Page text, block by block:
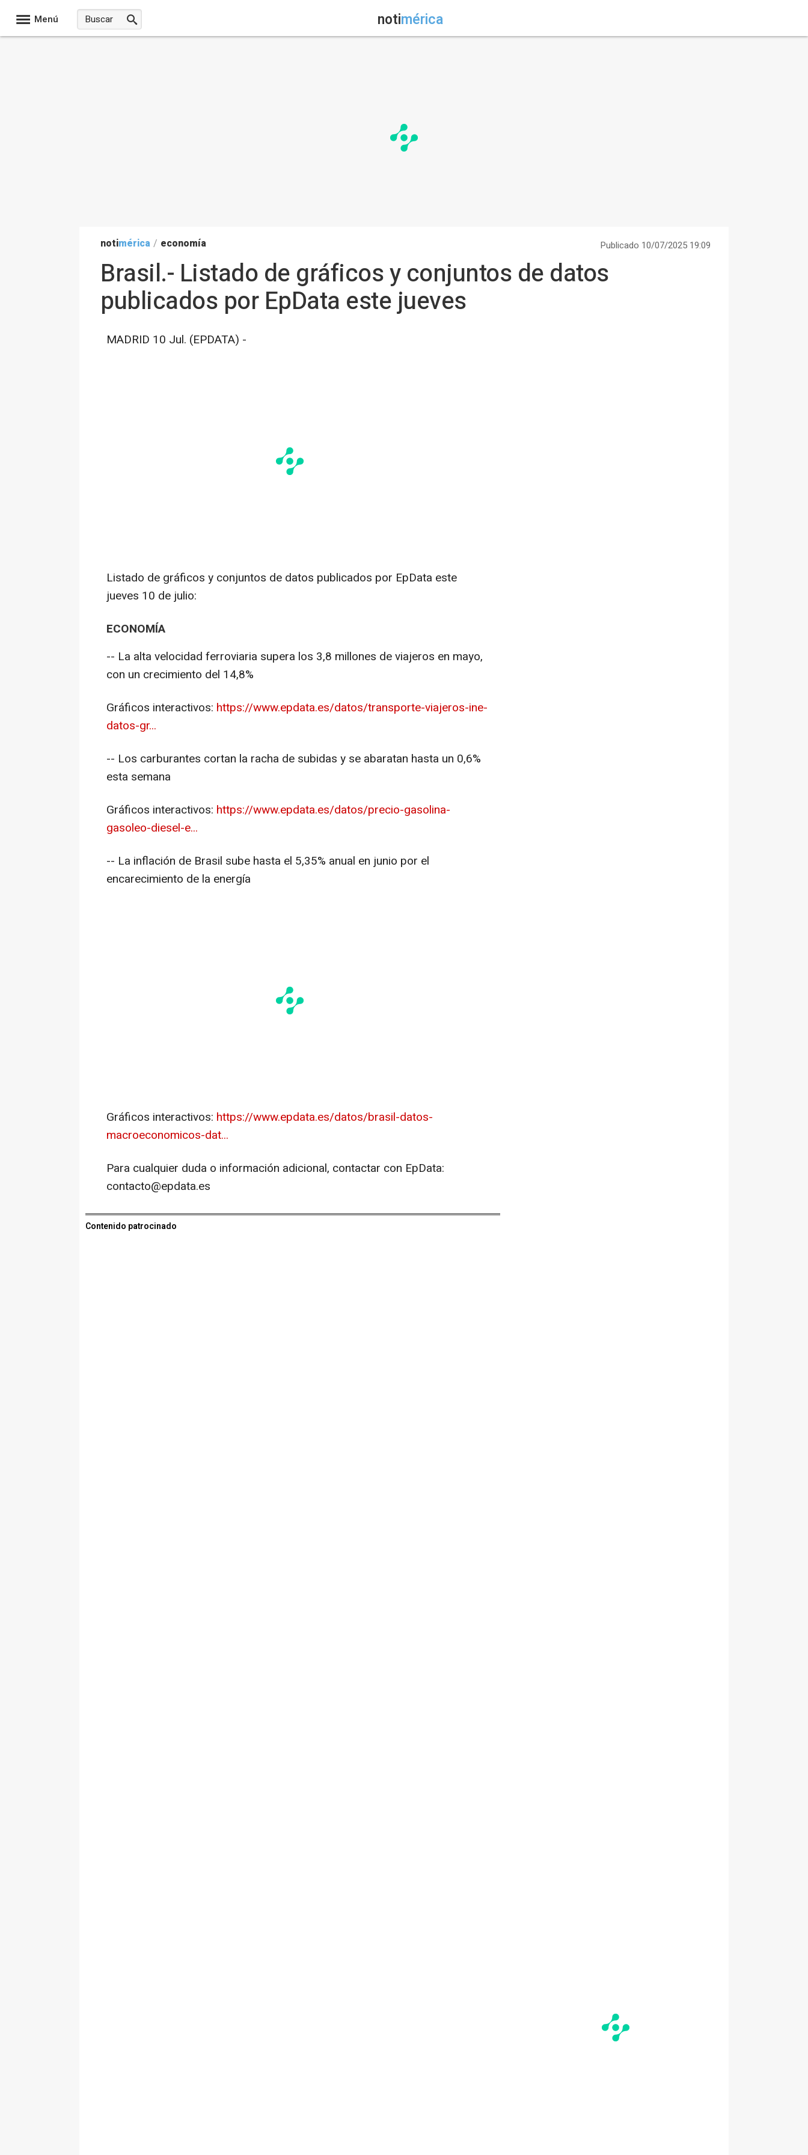
Menú notimérica
notimérica / economía Publicado 10/07/2025 19:09
Brasil.- Listado de gráficos y conjuntos de datos
publicados por EpData este jueves
MADRID 10 Jul. (EPDATA) -
Listado de gráficos y conjuntos de datos publicados por EpData este
jueves 10 de julio:
ECONOMÍA
-- La alta velocidad ferroviaria supera los 3,8 millones de viajeros en mayo,
con un crecimiento del 14,8%
Gráficos interactivos: https://www.epdata.es/datos/transporte-viajeros-ine-
datos-gr...
-- Los carburantes cortan la racha de subidas y se abaratan hasta un 0,6%
esta semana
Gráficos interactivos: https://www.epdata.es/datos/precio-gasolina-
gasoleo-diesel-e...
-- La inflación de Brasil sube hasta el 5,35% anual en junio por el
encarecimiento de la energía
Gráficos interactivos: https://www.epdata.es/datos/brasil-datos-
macroeconomicos-dat...
Para cualquier duda o información adicional, contactar con EpData:
contacto@epdata.es
Contenido patrocinado